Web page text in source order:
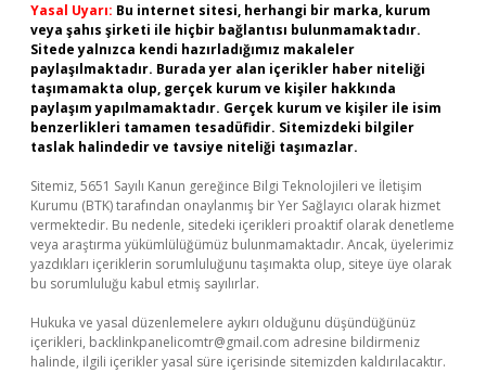
Yasal Uyarı: Bu internet sitesi, herhangi bir marka, kurum
veya şahıs şirketi ile hiçbir bağlantısı bulunmamaktadır.
Sitede yalnızca kendi hazırladığımız makaleler
paylaşılmaktadır. Burada yer alan içerikler haber niteliği
taşımamakta olup, gerçek kurum ve kişiler hakkında
paylaşım yapılmamaktadır. Gerçek kurum ve kişiler ile isim
benzerlikleri tamamen tesadüfidir. Sitemizdeki bilgiler
taslak halindedir ve tavsiye niteliği taşımazlar.
Sitemiz, 5651 Sayılı Kanun gereğince Bilgi Teknolojileri ve İletişim
Kurumu (BTK) tarafından onaylanmış bir Yer Sağlayıcı olarak hizmet
vermektedir. Bu nedenle, sitedeki içerikleri proaktif olarak denetleme
veya araştırma yükümlülüğümüz bulunmamaktadır. Ancak, üyelerimiz
yazdıkları içeriklerin sorumluluğunu taşımakta olup, siteye üye olarak
bu sorumluluğu kabul etmiş sayılırlar.
Hukuka ve yasal düzenlemelere aykırı olduğunu düşündüğünüz
içerikleri, backlinkpanelicomtr@gmail.com adresine bildirmeniz
halinde, ilgili içerikler yasal süre içerisinde sitemizden kaldırılacaktır.